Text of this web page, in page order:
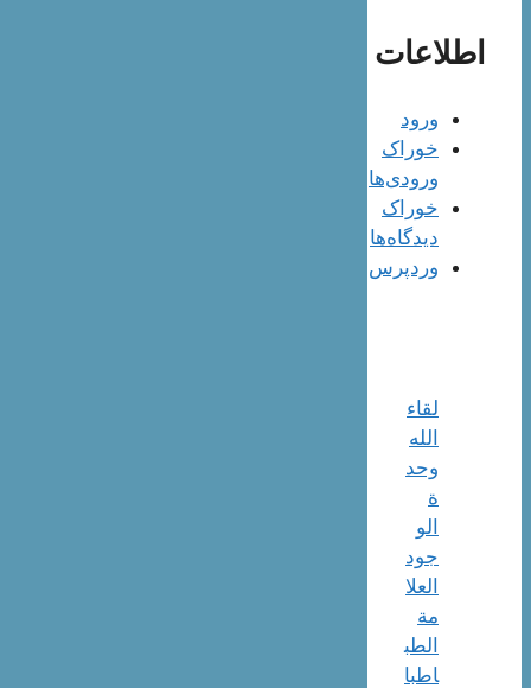
اطلاعات
ورود
خوراک
ورودی‌ها
خوراک
دیدگاه‌ها
وردپرس
لقاء
الله
وحد
الو
جود
العلا
مة
الطب
اطبا